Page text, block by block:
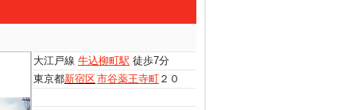
大江戸線 牛込柳町駅 徒歩7分
東京都新宿区市谷薬王寺町 ２０